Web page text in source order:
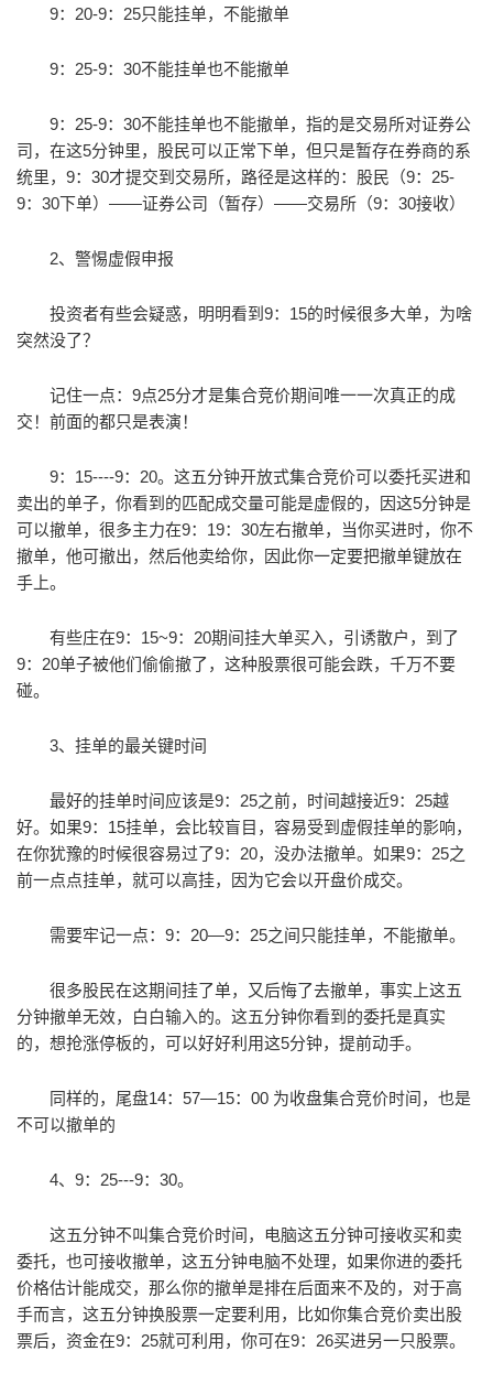
9：20-9：25只能挂单，不能撤单
9：25-9：30不能挂单也不能撤单
9：25-9：30不能挂单也不能撤单，指的是交易所对证券公
司，在这5分钟里，股民可以正常下单，但只是暂存在券商的系
统里，9：30才提交到交易所，路径是这样的：股民（9：25-
9：30下单）——证券公司（暂存）——交易所（9：30接收）
2、警惕虚假申报
投资者有些会疑惑，明明看到9：15的时候很多大单，为啥
突然没了？
记住一点：9点25分才是集合竞价期间唯一一次真正的成
交！前面的都只是表演！
9：15----9：20。这五分钟开放式集合竞价可以委托买进和
卖出的单子，你看到的匹配成交量可能是虚假的，因这5分钟是
可以撤单，很多主力在9：19：30左右撤单，当你买进时，你不
撤单，他可撤出，然后他卖给你，因此你一定要把撤单键放在
手上。
有些庄在9：15~9：20期间挂大单买入，引诱散户，到了
9：20单子被他们偷偷撤了，这种股票很可能会跌，千万不要
碰。
3、挂单的最关键时间
最好的挂单时间应该是9：25之前，时间越接近9：25越
好。如果9：15挂单，会比较盲目，容易受到虚假挂单的影响，
在你犹豫的时候很容易过了9：20，没办法撤单。如果9：25之
前一点点挂单，就可以高挂，因为它会以开盘价成交。
需要牢记一点：9：20—9：25之间只能挂单，不能撤单。
很多股民在这期间挂了单，又后悔了去撤单，事实上这五
分钟撤单无效，白白输入的。这五分钟你看到的委托是真实
的，想抢涨停板的，可以好好利用这5分钟，提前动手。
同样的，尾盘14：57—15：00 为收盘集合竞价时间，也是
不可以撤单的
4、9：25---9：30。
这五分钟不叫集合竞价时间，电脑这五分钟可接收买和卖
委托，也可接收撤单，这五分钟电脑不处理，如果你进的委托
价格估计能成交，那么你的撤单是排在后面来不及的，对于高
手而言，这五分钟换股票一定要利用，比如你集合竞价卖出股
票后，资金在9：25就可利用，你可在9：26买进另一只股票。